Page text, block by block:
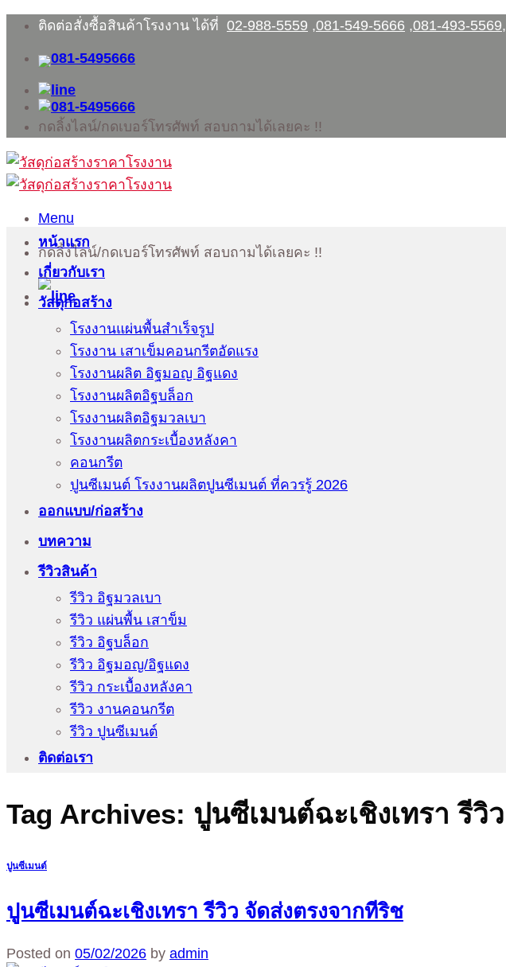
Skip
content
ติดต่อสั่งซื้อสินค้าโรงงาน ได้ที่ 02-988-5559 ,081-549-5666 ,081-493-5569,
กดลิ้งไลน์/กดเบอร์โทรศัพท์ สอบถามได้เลยคะ !!
Menu
กดลิ้งไลน์/กดเบอร์โทรศัพท์ สอบถามได้เลยคะ !!
หน้าแรก
เกี่ยวกับเรา
วัสดุก่อสร้าง
โรงงานแผ่นพื้นสำเร็จรูป
โรงงาน เสาเข็มคอนกรีตอัดแรง
โรงงานผลิต อิฐมอญ อิฐแดง
โรงงานผลิตอิฐบล็อก
โรงงานผลิตอิฐมวลเบา
โรงงานผลิตกระเบื้องหลังคา
คอนกรีต
ปูนซีเมนต์ โรงงานผลิตปูนซีเมนต์ ที่ควรรู้ 2026
ออกแบบ/ก่อสร้าง
บทความ
รีวิวสินค้า
รีวิว อิฐมวลเบา
รีวิว แผ่นพื้น เสาข็ม
รีวิว อิฐบล็อก
รีวิว อิฐมอญ/อิฐแดง
รีวิว กระเบื้องหลังคา
รีวิว งานคอนกรีต
รีวิว ปูนซีเมนต์
ติดต่อเรา
Tag Archives: ปูนซีเมนต์ฉะเชิงเทรา รีวิว
ปูนซีเมนต์
ปูนซีเมนต์ฉะเชิงเทรา รีวิว จัดส่งตรงจากทีริช
Posted on 05/02/2026 by admin